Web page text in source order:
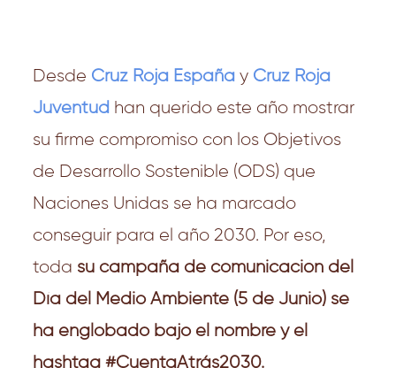
Desde Cruz Roja Españay Cruz Roja
Juventud han querido este año mostrar
su firme compromiso con los Objetivos
de Desarrollo Sostenible (ODS) que
Naciones Unidas se ha marcado
conseguir para el año 2030. Por eso,
toda su campaña de comunicación del
Día del Medio Ambiente (5 de Junio) se
ha englobado bajo el nombre y el
hashtag #CuentaAtrás2030.